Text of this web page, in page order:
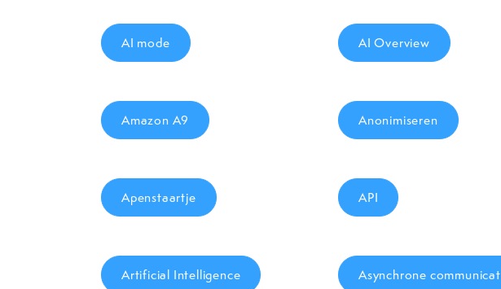
AI mode AI Overview
Amazon A9 Anonimiseren
Apenstaartje API
Artificial Intelligence Asynchrone